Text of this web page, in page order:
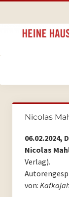
Startseite
PoesieFest
PoesieFest
Nicolas
06.02.2024,
Nicolas
Verlag).
von: